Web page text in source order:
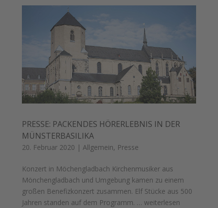
PRESSE: PACKENDES HÖRERLEBNIS IN DER
MÜNSTERBASILIKA
20. Februar 2020 | Allgemein, Presse
Konzert in Möchengladbach Kirchenmusiker aus
Mönchengladbach und Umgebung kamen zu einem
großen Benefizkonzert zusammen. Elf Stücke aus 500
Jahren standen auf dem Programm. … weiterlesen